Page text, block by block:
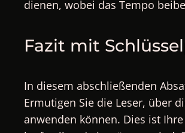
dienen, wobei das Tempo
Fazit mit
In diesem abschließenden
Ermutigen Sie die Leser, über
anwenden können. Dies ist